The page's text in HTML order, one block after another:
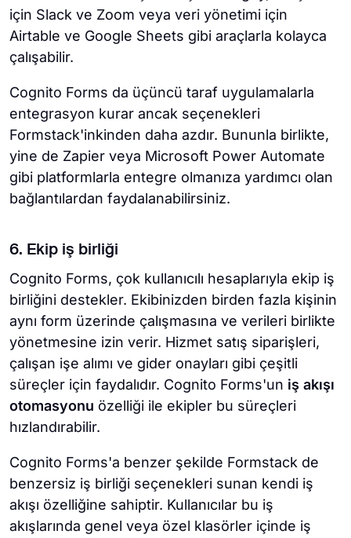
için Slack ve Zoom veya veri yönetimi için
Airtable ve Google Sheets gibi araçlarla kolayca
çalışabilir.
Cognito Forms da üçüncü taraf uygulamalarla
entegrasyon kurar ancak seçenekleri
Formstack'inkinden daha azdır. Bununla birlikte,
yine de Zapier veya Microsoft Power Automate
gibi platformlarla entegre olmanıza yardımcı olan
bağlantılardan faydalanabilirsiniz.
6. Ekip iş birliği
Cognito Forms, çok kullanıcılı hesaplarıyla ekip iş
birliğini destekler. Ekibinizden birden fazla kişinin
aynı form üzerinde çalışmasına ve verileri birlikte
yönetmesine izin verir. Hizmet satış siparişleri,
çalışan işe alımı ve gider onayları gibi çeşitli
süreçler için faydalıdır. Cognito Forms'un iş akışı
otomasyonu özelliği ile ekipler bu süreçleri
hızlandırabilir.
Cognito Forms'a benzer şekilde Formstack de
benzersiz iş birliği seçenekleri sunan kendi iş
akışı özelliğine sahiptir. Kullanıcılar bu iş
akışlarında genel veya özel klasörler içinde iş